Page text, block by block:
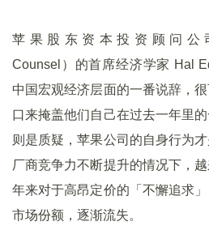
苹果股东资本投资顾问公司
Counsel）的首席经济学家 Hal
中国宏观经济层面的一番说辞，
口来掩盖他们自己在过去一年里
则是质疑，苹果公司的自身行为
厂商竞争力不断提升的情况下，
年来对于高昂定价的「不懈追求
市场份额，逐渐流失。